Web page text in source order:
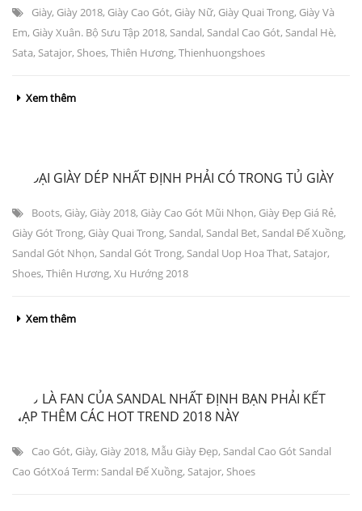
Giày, Giày 2018, Giày Cao Gót, Giày Nữ, Giày Quai Trong, Giày Và
Em, Giày Xuân. Bộ Sưu Tập 2018, Sandal, Sandal Cao Gót, Sandal Hè,
Sata, Satajor, Shoes, Thiên Hương, Thienhuongshoes
Xem thêm
8 LOẠI GIÀY DÉP NHẤT ĐỊNH PHẢI CÓ TRONG TỦ GIÀY
Boots, Giày, Giày 2018, Giày Cao Gót Mũi Nhọn, Giày Đẹp Giá Rẻ,
Giày Gót Trong, Giày Quai Trong, Sandal, Sandal Bet, Sandal Đế Xuồng,
Sandal Gót Nhọn, Sandal Gót Trong, Sandal Uop Hoa That, Satajor,
Shoes, Thiên Hương, Xu Hướng 2018
Xem thêm
NẾU LÀ FAN CỦA SANDAL NHẤT ĐỊNH BẠN PHẢI KẾT
NẠP THÊM CÁC HOT TREND 2018 NÀY
Cao Gót, Giày, Giày 2018, Mẫu Giày Đẹp, Sandal Cao Gót Sandal
Cao GótXoá Term: Sandal Đế Xuồng, Satajor, Shoes